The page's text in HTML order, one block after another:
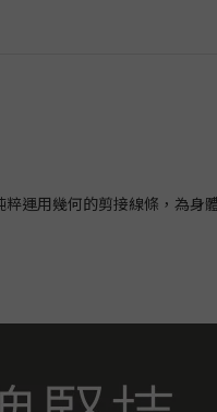
運用幾何的剪接線條，為